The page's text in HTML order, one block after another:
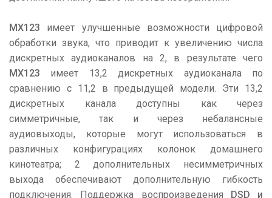
MX123 имеет улучшенные возможности цифровой
обработки звука, что приводит к увеличению числа
дискретных аудиоканалов на 2, в результате чего
MX123 имеет 13,2 дискретных аудиоканала по
сравнению с 11,2 в предыдущей модели. Эти 13,2
дискретных канала доступны как через
симметричные, так и через небалансные
аудиовыходы, которые могут использоваться в
различных конфигурациях колонок домашнего
кинотеатра; 2 дополнительных несимметричных
выхода обеспечивают дополнительную гибкость
подключения. Поддержка воспроизведения DSD и